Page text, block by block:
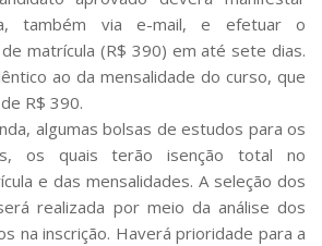
também via e-mail, e efetuar o
matrícula (R$ 390) em até sete dias.
ao da mensalidade do curso, que
R$ 390.
algumas bolsas de estudos para os
os quais terão isenção total no
e das mensalidades. A seleção dos
realizada por meio da análise dos
na inscrição. Haverá prioridade para a